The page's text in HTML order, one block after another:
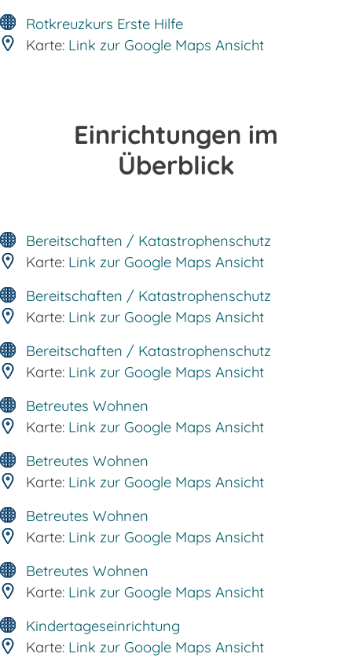
Rotkreuzkurs Erste Hilfe
Karte: Link zur Google Maps Ansicht
Einrichtungen im
Überblick
Bereitschaften / Katastrophenschutz
Karte: Link zur Google Maps Ansicht
Bereitschaften / Katastrophenschutz
Karte: Link zur Google Maps Ansicht
Bereitschaften / Katastrophenschutz
Karte: Link zur Google Maps Ansicht
Betreutes Wohnen
Karte: Link zur Google Maps Ansicht
Betreutes Wohnen
Karte: Link zur Google Maps Ansicht
Betreutes Wohnen
Karte: Link zur Google Maps Ansicht
Betreutes Wohnen
Karte: Link zur Google Maps Ansicht
Kindertageseinrichtung
Karte: Link zur Google Maps Ansicht